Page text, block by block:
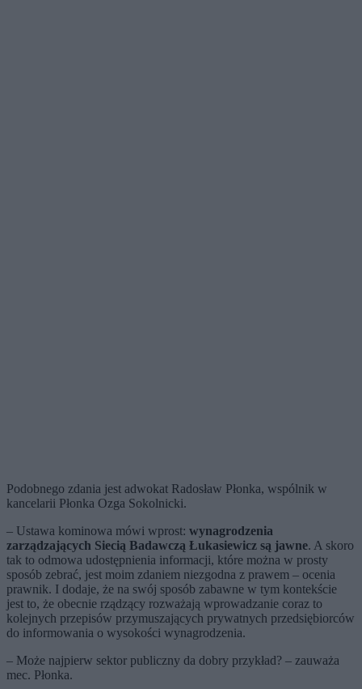
Podobnego zdania jest adwokat Radosław Płonka, wspólnik w
kancelarii Płonka Ozga Sokolnicki.
– Ustawa kominowa mówi wprost: wynagrodzenia
zarządzających Siecią Badawczą Łukasiewicz są jawne. A skoro
tak to odmowa udostępnienia informacji, które można w prosty
sposób zebrać, jest moim zdaniem niezgodna z prawem – ocenia
prawnik. I dodaje, że na swój sposób zabawne w tym kontekście
jest to, że obecnie rządzący rozważają wprowadzanie coraz to
kolejnych przepisów przymuszających prywatnych przedsiębiorców
do informowania o wysokości wynagrodzenia.
– Może najpierw sektor publiczny da dobry przykład? – zauważa
mec. Płonka.